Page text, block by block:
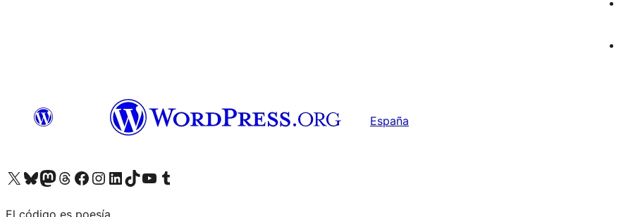
España
Visita nuestra cuenta de X (anteriormente Twitter)
Visita nuestra cuenta de Bluesky
Visita nuestra cuenta de Mastodon
Visita nuestra cuenta de Threads
Visita nuestra página de Facebook
Visita nuestra cuenta de Instagram
Visita nuestra cuenta de LinkedIn
Visita nuestra cuenta de TikTok
Visita nuestro canal de YouTube
Visita nuestra cuenta de Tumblr